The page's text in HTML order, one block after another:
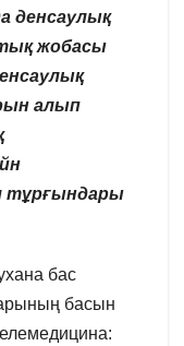
денсаулық
жобасы
алып
тұрғындары
бас
басын